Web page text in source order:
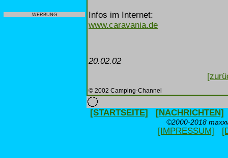
WERBUNG
Infos im Internet:
www.caravania.de
20.02.02
© 2002 Camping-Channel
[STARTSEITE] [NACHRICHTEN]
©2000-2018
[IMPRESSUM]